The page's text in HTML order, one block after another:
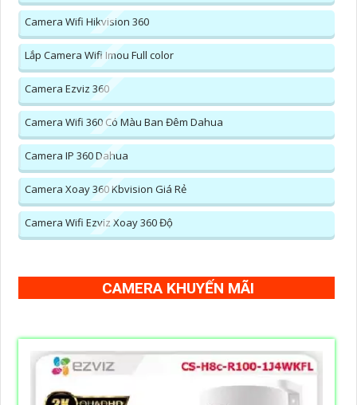
Camera Wifi Hikvision 360
Lắp Camera Wifi Imou Full color
Camera Ezviz 360
Camera Wifi 360 Có Màu Ban Đêm Dahua
Camera IP 360 Dahua
Camera Xoay 360 Kbvision Giá Rẻ
Camera Wifi Ezviz Xoay 360 Độ
CAMERA KHUYẾN MÃI